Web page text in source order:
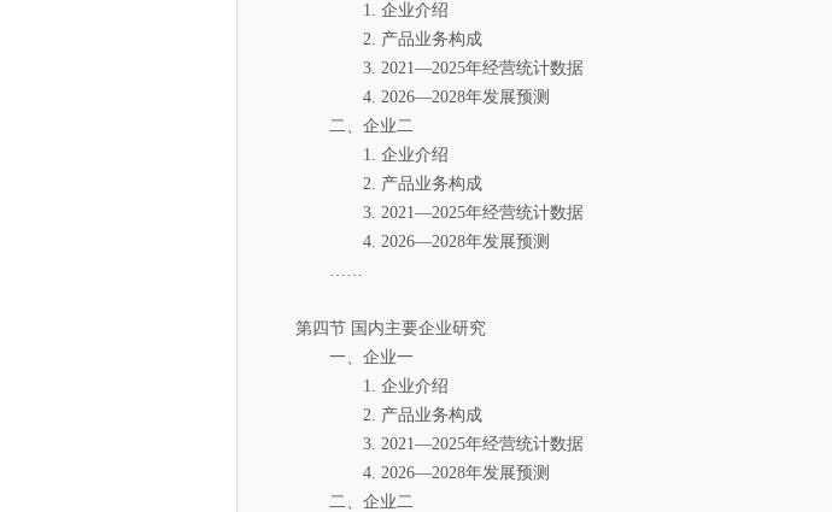
1. 企业介绍
2. 产品业务构成
3. 2021—2025年经营统计数据
4. 2026—2028年发展预测
二、企业二
1. 企业介绍
2. 产品业务构成
3. 2021—2025年经营统计数据
4. 2026—2028年发展预测
……
第四节 国内主要企业研究
一、企业一
1. 企业介绍
2. 产品业务构成
3. 2021—2025年经营统计数据
4. 2026—2028年发展预测
二、企业二